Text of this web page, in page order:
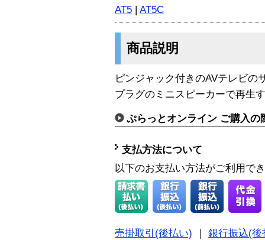
AT5 | AT5C
商品説明
ピンジャック付きのAVテレビの
プラグのミニスピーカーで再生
ぷらっとオンライン ご購入の
支払方法について
以下のお支払い方法がご利用で
売掛取引(後払い)
銀行振込(後